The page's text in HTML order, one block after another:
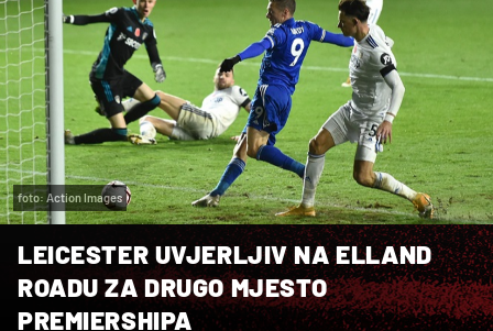
foto: Action Images
LEICESTER UVJERLJIV NA ELLAND
ROADU ZA DRUGO MJESTO
PREMIERSHIPA